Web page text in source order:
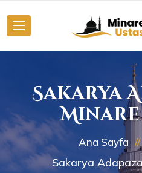
Sakarya
Minare
Ana Sayfa
Sakarya